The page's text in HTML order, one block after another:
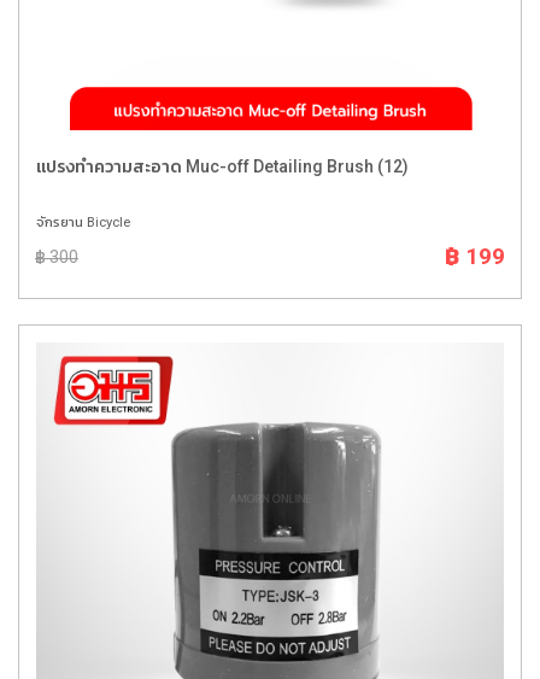
แปรงทำความสะอาด Muc-off Detailing Brush (12)
จักรยาน Bicycle
฿ 300 ฿ 199